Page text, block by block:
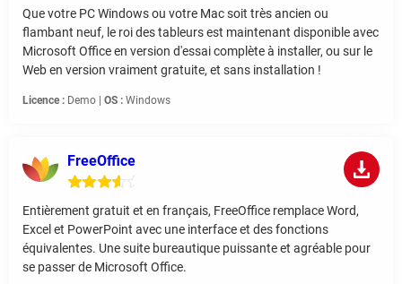
Que votre PC Windows ou votre Mac soit très ancien ou
flambant neuf, le roi des tableurs est maintenant disponible avec
Microsoft Office en version d'essai complète à installer, ou sur le
Web en version vraiment gratuite, et sans installation !
Licence : Demo | OS : Windows
FreeOffice
Entièrement gratuit et en français, FreeOffice remplace Word,
Excel et PowerPoint avec une interface et des fonctions
équivalentes. Une suite bureautique puissante et agréable pour
se passer de Microsoft Office.